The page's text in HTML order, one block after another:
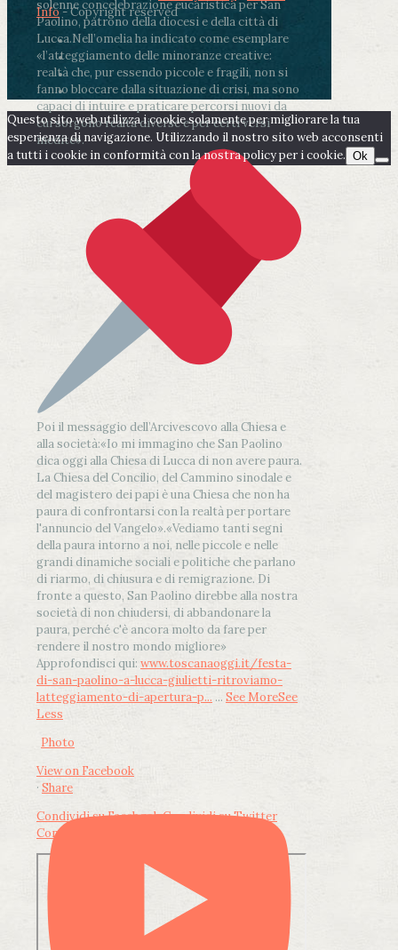
solenne concelebrazione eucaristica per San
Paolino, patrono della diocesi e della città di
Lucca.Nell’omelia ha indicato come esemplare
«l’atteggiamento delle minoranze creative:
realtà che, pur essendo piccole e fragili, non si
fanno bloccare dalla situazione di crisi, ma sono
capaci di intuire e praticare percorsi nuovi da
cui sorgono realtà diverse e per certi versi
inedite».
Poi il messaggio dell’Arcivescovo alla Chiesa e
alla società:«Io mi immagino che San Paolino
dica oggi alla Chiesa di Lucca di non avere paura.
La Chiesa del Concilio, del Cammino sinodale e
del magistero dei papi è una Chiesa che non ha
paura di confrontarsi con la realtà per portare
l'annuncio del Vangelo».«Vediamo tanti segni
della paura intorno a noi, nelle piccole e nelle
grandi dinamiche sociali e politiche che parlano
di riarmo, di chiusura e di remigrazione. Di
fronte a questo, San Paolino direbbe alla nostra
società di non chiudersi, di abbandonare la
paura, perché c'è ancora molto da fare per
rendere il nostro mondo migliore»
Approfondisci qui: www.toscanaoggi.it/festa-
di-san-paolino-a-lucca-giulietti-ritroviamo-
latteggiamento-di-apertura-p... ... See MoreSee
Less
Photo
View on Facebook
· Share
Condividi su FacebookCondividi su Twitter
Condividi su LinkedIn
Info- Copyright reserved
Questo sito web utilizza i cookie solamente per migliorare la tua
esperienza di navigazione. Utilizzando il nostro sito web acconsenti
a tutti i cookie in conformità con la nostra policy per i cookie. Ok